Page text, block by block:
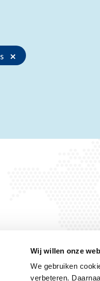
Wij willen onze
We gebruiken
verbeteren.